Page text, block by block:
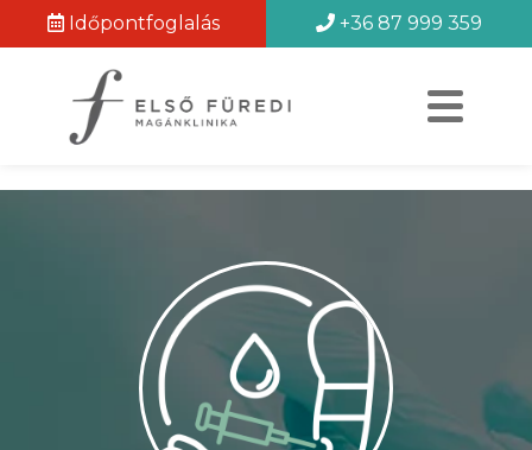
Időpontfoglalás +36 87 999 359